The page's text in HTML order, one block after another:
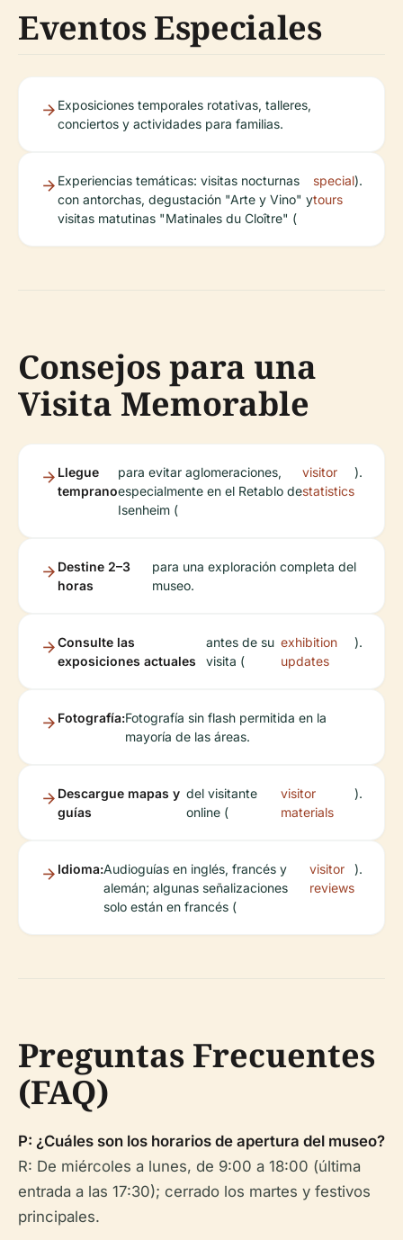
Eventos Especiales
Exposiciones temporales rotativas, talleres,
conciertos y actividades para familias.
Experiencias temáticas: visitas nocturnas
con antorchas, degustación "Arte y Vino" y
visitas matutinas "Matinales du Cloître" (
special
tours
).
Consejos para una
Visita Memorable
Llegue
temprano
para evitar aglomeraciones,
especialmente en el Retablo de
Isenheim (
visitor
statistics
).
Destine 2–3
horas
para una exploración completa del
museo.
Consulte las
exposiciones actuales
antes de su
visita (
exhibition
updates
).
Fotografía:Fotografía sin flash permitida en la
mayoría de las áreas.
Descargue mapas y
guías
del visitante
online (
visitor
materials
).
Idioma:Audioguías en inglés, francés y
alemán; algunas señalizaciones
solo están en francés (
visitor
reviews
).
Preguntas Frecuentes
(FAQ)
P: ¿Cuáles son los horarios de apertura del museo?
R: De miércoles a lunes, de 9:00 a 18:00 (última
entrada a las 17:30); cerrado los martes y festivos
principales.